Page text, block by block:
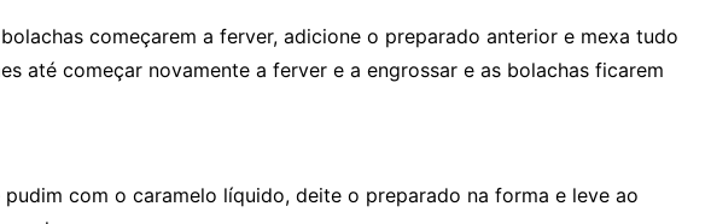
começarem a ferver, adicione o preparado anterior e mexa tudo
até começar novamente a ferver e a engrossar e as bolachas ficarem
pudim com o caramelo líquido, deite o preparado na forma e leve ao